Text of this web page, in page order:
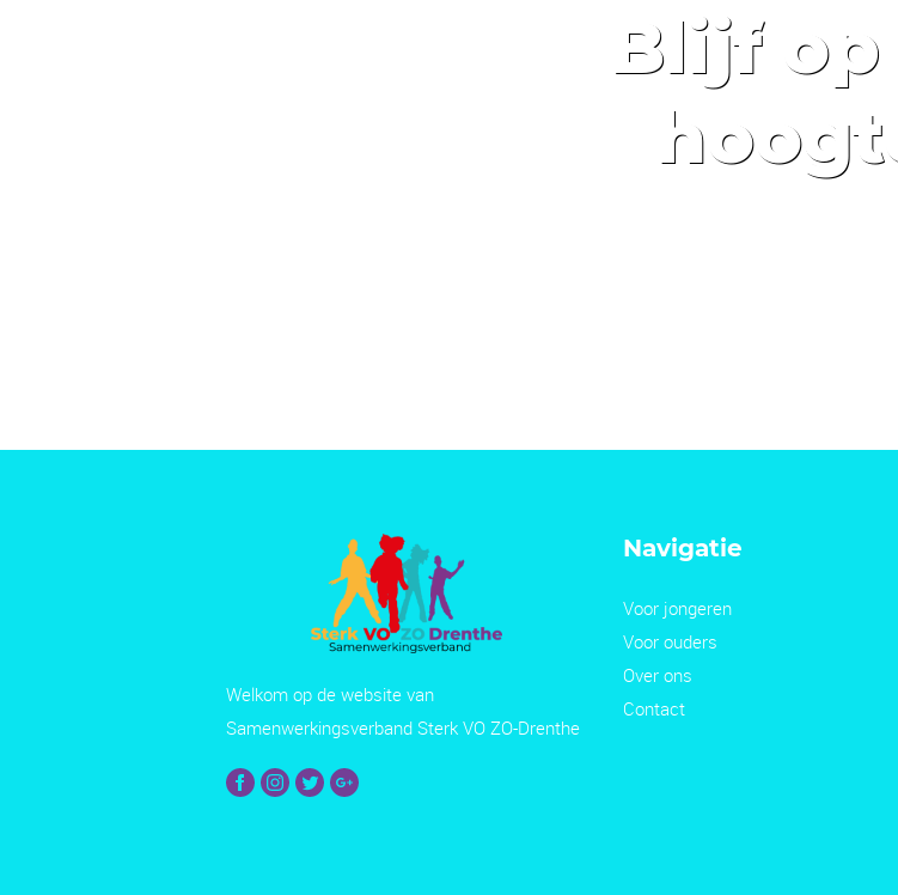
Blijf
Welkom op de website van
Samenwerkingsverband Sterk VO ZO-Drenthe
Navigatie
Voor jongeren
Voor ouders
Over ons
Contact